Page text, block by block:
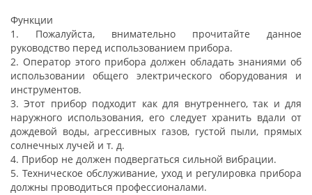
Функции
1. Пожалуйста, внимательно прочитайте данное
руководство перед использованием прибора.
2. Оператор этого прибора должен обладать знаниями об
использовании общего электрического оборудования и
инструментов.
3. Этот прибор подходит как для внутреннего, так и для
наружного использования, его следует хранить вдали от
дождевой воды, агрессивных газов, густой пыли, прямых
солнечных лучей и т. д.
4. Прибор не должен подвергаться сильной вибрации.
5. Техническое обслуживание, уход и регулировка прибора
должны проводиться профессионалами.